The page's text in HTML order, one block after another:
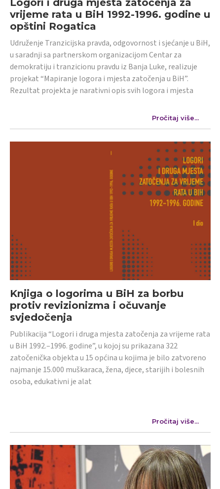
vrijeme rata u BiH 1992-1996. godine u
opštini Rogatica
Udruženje Tranzicijska pravda, odgovornost i sjećanje u BiH,
u saradnji sa partnerskom organizacijom Centar za
demokratiju i tranzicionu pravdu iz Banja Luke, realizuje
projekat “Mapiranje logora i mjesta zatočenja u BiH”.
Rezultat projekta je narativni opis svih logora i mjesta
Pročitaj više...
Knjiga o logorima u BiH za borbu
protiv revizionizma i očuvanje
svjedočenja
Publikacija “Logori i druga mjesta zatočenja za vrijeme rata
u BiH 1992.–1996. godine”, u kojoj su prikazana 322
zatočenička objekta u 15 općina u kojima je bilo zatvoreno
najmanje 15.000 muškaraca, žena, djece, starijih i bolesnih
osoba, edukativni je alat
Pročitaj više...